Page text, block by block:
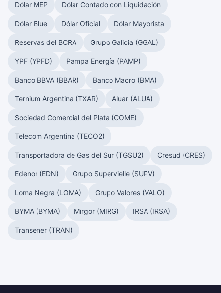
Dólar MEP Dólar Contado con Liquidación
Dólar Blue Dólar Oficial Dólar Mayorista
Reservas del BCRA Grupo Galicia (GGAL)
YPF (YPFD) Pampa Energía (PAMP)
Banco BBVA (BBAR) Banco Macro (BMA)
Ternium Argentina (TXAR) Aluar (ALUA)
Sociedad Comercial del Plata (COME)
Telecom Argentina (TECO2)
Transportadora de Gas del Sur (TGSU2) Cresud (CRES)
Edenor (EDN) Grupo Supervielle (SUPV)
Loma Negra (LOMA) Grupo Valores (VALO)
BYMA (BYMA) Mirgor (MIRG) IRSA (IRSA)
Transener (TRAN)